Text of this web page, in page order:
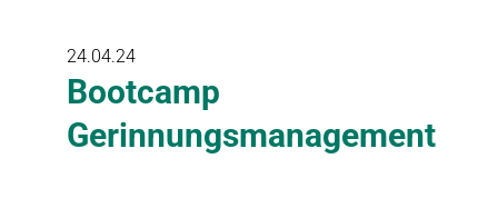
24.04.24
Bootcamp
Gerinnungsmanagement